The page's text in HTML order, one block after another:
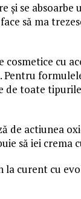
și se absoarbe
să ma
cu
de toate
de actiunea
să iei crema
la curent cu